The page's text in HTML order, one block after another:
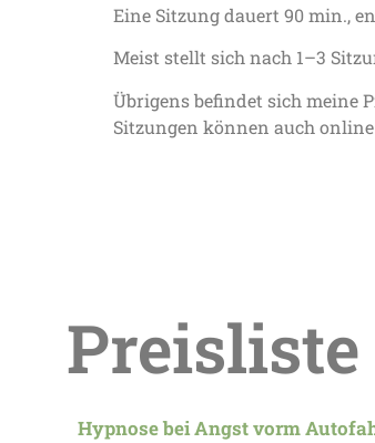
Eine Sitzung dauert 90 min.,
Meist stellt sich nach 1–3
Übrigens befindet sich meine
Sitzungen können auch
Preisliste
Hypnose bei Angst vorm